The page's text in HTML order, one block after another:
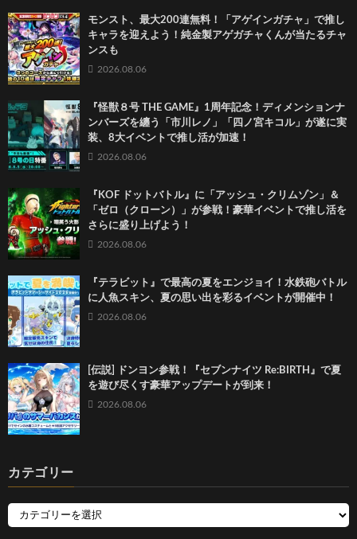
モンスト、最大200連無料！「アゲインガチャ」で推し
キャラを迎えよう！純金製アゲガチャくんが当たるチャ
ンスも
2026.08.06
『怪獣８号 THE GAME』1周年記念！ディメンションナ
ンバーズを纏う「市川レノ」「四ノ宮キコル」が遂に実
装、8大イベントで推し活が加速！
2026.08.06
『KOF ドットバトル』に「アッシュ・クリムゾン」＆
「ゼロ（クローン）」が参戦！豪華イベントで推し活を
さらに盛り上げよう！
2026.08.06
『テラビット』で最高の夏をエンジョイ！水鉄砲バトル
に人魚スキン、夏の思い出を彩るイベントが開催中！
2026.08.06
[伝説] ドンヨン参戦！『セブンナイツ Re:BIRTH』で夏
を遊び尽くす豪華アップデートが到来！
2026.08.06
カテゴリー